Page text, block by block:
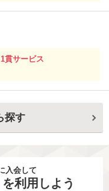
貫サービス
探す
入会して
を利用しよう